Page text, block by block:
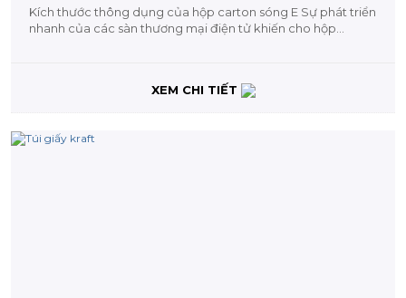
Kích thước thông dụng của hộp carton sóng E Sự phát triển
nhanh của các sàn thương mại điện tử khiến cho hộp
XEM CHI TIẾT